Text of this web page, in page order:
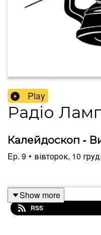
Play
Радіо
Калейдоскоп -
Ep. 9 • вівторок, 10
Show more
RSS